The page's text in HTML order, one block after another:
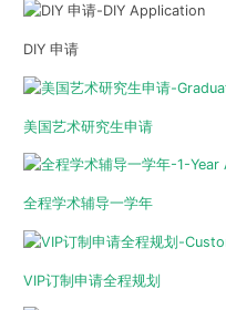
DIY 申请
美国艺术研究生申请
全程学术辅导一学年
VIP订制申请全程规划